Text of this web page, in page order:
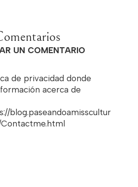
UN COMENTARIO
de privacidad donde
acerca de
blog.paseandoamisscultur
Contactme.html